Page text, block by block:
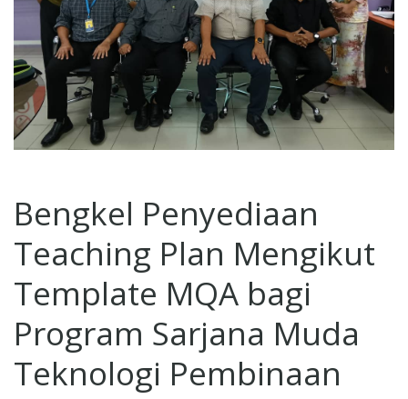
Bengkel Penyediaan
Teaching Plan Mengikut
Template MQA bagi
Program Sarjana Muda
Teknologi Pembinaan